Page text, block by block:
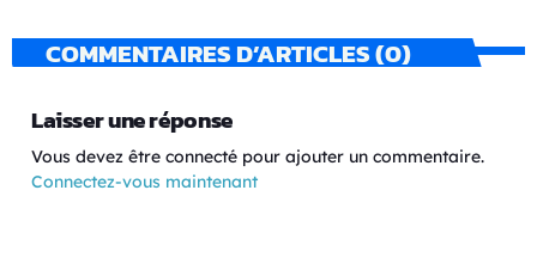
COMMENTAIRES D’ARTICLES (0)
Laisser une réponse
Vous devez être connecté pour ajouter un commentaire.
Connectez-vous maintenant